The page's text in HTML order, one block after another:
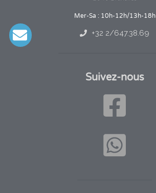
Mer-Sa : 10h-12h/13h-18h
+32 2/647.38.69
Suivez-nous